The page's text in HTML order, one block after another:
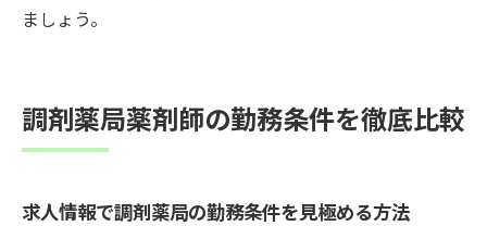
ましょう。
調剤薬局薬剤師の勤務条件を徹底比較
求人情報で調剤薬局の勤務条件を見極める方法